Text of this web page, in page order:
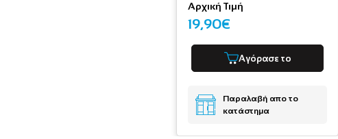
Αρχική Τιμή
19,90€
Αγόρασε το
Παραλαβή απο το
κατάστημα